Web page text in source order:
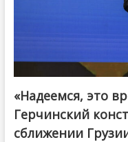
«Надеемся, это
Герчинский
сближении